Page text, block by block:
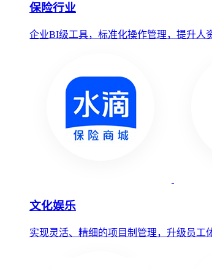
保险行业
企业BI级工具，标准化操作管理，提升人
文化娱乐
实现灵活、精细的项目制管理，升级员工